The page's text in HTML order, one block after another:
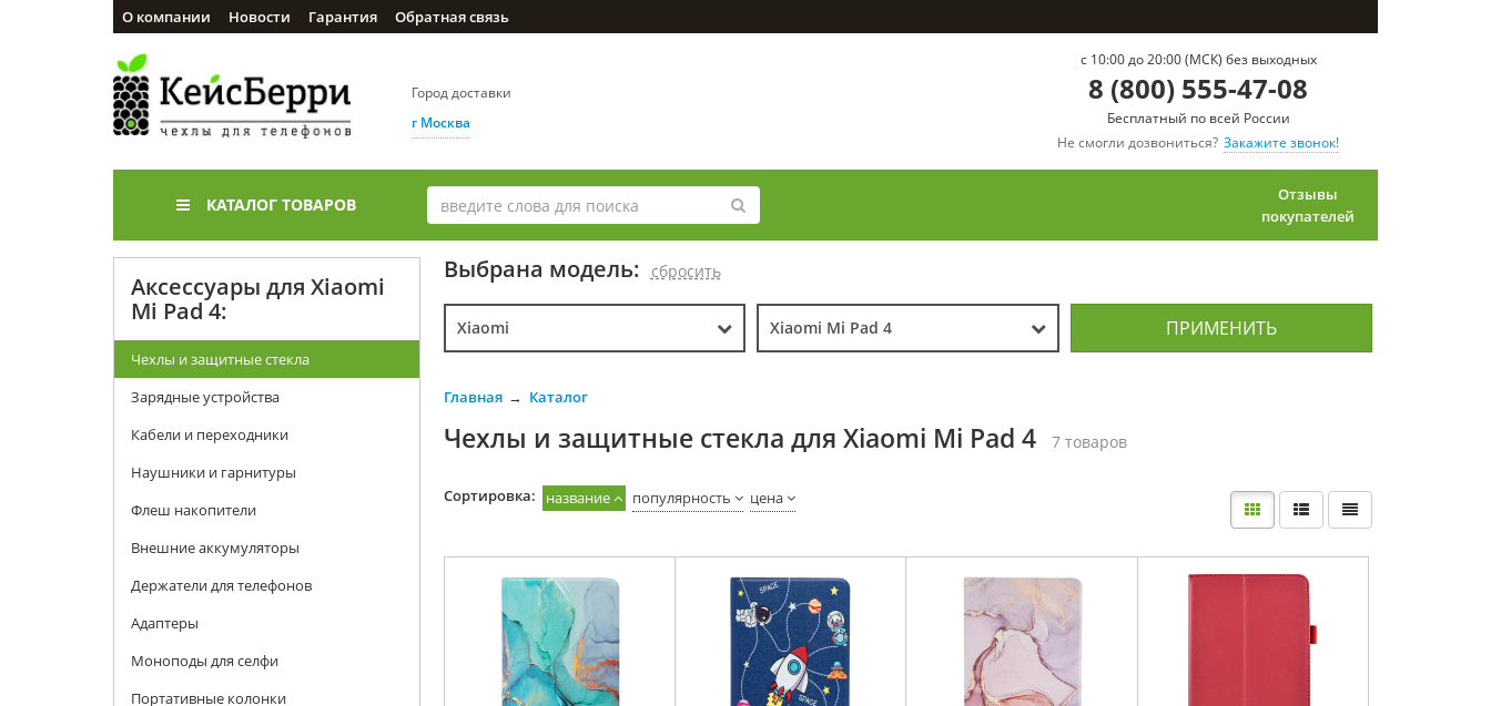
О компании Новости Гарантия Обратная связь
Город доставки
г Москва
c 10:00 до 20:00 (МСК) без выходных
8 (800) 555-47-08
Бесплатный по всей России
Не смогли дозвониться? Закажите звонок!
КАТАЛОГ ТОВАРОВ
Отзывы
покупателей
Аксессуары для Xiaomi
Mi Pad 4:
Чехлы и защитные стекла
Зарядные устройства
Кабели и переходники
Наушники и гарнитуры
Флеш накопители
Внешние аккумуляторы
Держатели для телефонов
Адаптеры
Моноподы для селфи
Портативные колонки
Выбрана модель: cбросить
Xiaomi Xiaomi Mi Pad 4 ПРИМЕНИТЬ
Главная Каталог
Чехлы и защитные стекла для Xiaomi Mi Pad 4 7 товаров
Cортировка: название популярность цена